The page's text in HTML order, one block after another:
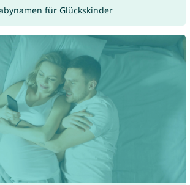
für Glückskinder